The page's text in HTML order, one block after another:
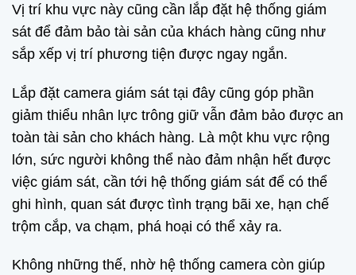
Vị trí khu vực này cũng cần lắp đặt hệ thống giám
sát để đảm bảo tài sản của khách hàng cũng như
sắp xếp vị trí phương tiện được ngay ngắn.
Lắp đặt camera giám sát tại đây cũng góp phần
giảm thiểu nhân lực trông giữ vẫn đảm bảo được an
toàn tài sản cho khách hàng. Là một khu vực rộng
lớn, sức người không thể nào đảm nhận hết được
việc giám sát, cần tới hệ thống giám sát để có thể
ghi hình, quan sát được tình trạng bãi xe, hạn chế
trộm cắp, va chạm, phá hoại có thể xảy ra.
Không những thế, nhờ hệ thống camera còn giúp